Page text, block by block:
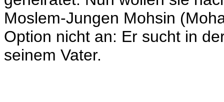
Moslem-Jungen Mohsin
Option nicht an: Er sucht in
seinem Vater.